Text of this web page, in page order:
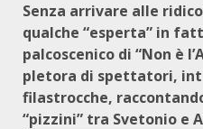
Senza arrivare alle
qualche “esperta” in
palcoscenico di “Non è
pletora di spettatori,
filastrocche,
“pizzini” tra Svetonio e